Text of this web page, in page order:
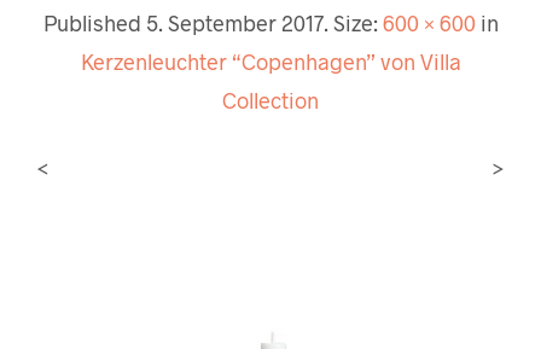
Published 5. September 2017. Size: 600 × 600in
Kerzenleuchter “Copenhagen” von Villa
Collection
< >